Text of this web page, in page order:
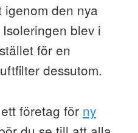
igenom den nya
blev i
för en
dessutom.
företag för ny